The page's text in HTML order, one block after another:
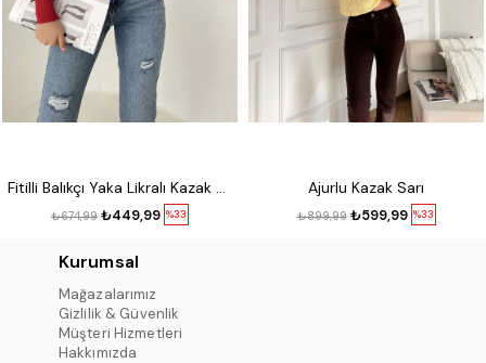
Fitilli Balıkçı Yaka Likralı Kazak Kırmızı
%33
₺449,99
₺674,99
Ajurlu Kazak Sarı
%33
₺599,99
₺899,99
Kurumsal
Mağazalarımız
Gizlilik & Güvenlik
Müşteri Hizmetleri
Hakkımızda